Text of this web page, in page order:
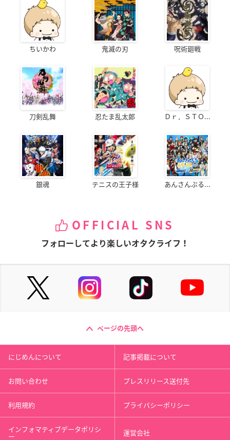
ちいかわ 鬼滅の刃 呪術廻戦
刀剣乱舞 忍たま乱太郎 Ｄｒ．ＳＴＯ...
銀魂 テニスの王子様 あんさんぶる...
OFFICIAL SNS
フォローしてより楽しいオタクライフ！
ページの先頭へ
にじめんについて 記事掲載について
お問い合わせ プレスリリース送付先
利用規約 プライバシーポリシー
インフォマティブデータポリシ
ー 運営会社